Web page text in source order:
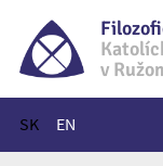
v
SK EN
Hlavné menu